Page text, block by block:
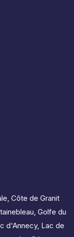
, Côte de Granit
, Golfe du
d'Annecy, Lac de